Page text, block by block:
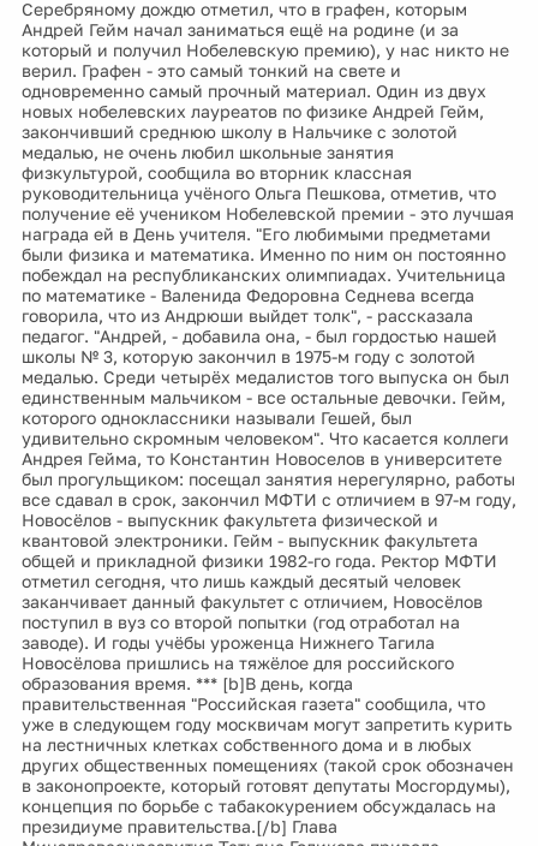
Серебряному дождю отметил, что в графен, которым
Андрей Гейм начал заниматься ещё на родине (и за
который и получил Нобелевскую премию), у нас никто не
верил. Графен - это самый тонкий на свете и
одновременно самый прочный материал. Один из двух
новых нобелевских лауреатов по физике Андрей Гейм,
закончивший среднюю школу в Нальчике с золотой
медалью, не очень любил школьные занятия
физкультурой, сообщила во вторник классная
руководительница учёного Ольга Пешкова, отметив, что
получение её учеником Нобелевской премии - это лучшая
награда ей в День учителя. "Его любимыми предметами
были физика и математика. Именно по ним он постоянно
побеждал на республиканских олимпиадах. Учительница
по математике - Валенида Федоровна Седнева всегда
говорила, что из Андрюши выйдет толк", - рассказала
педагог. "Андрей, - добавила она, - был гордостью нашей
школы № 3, которую закончил в 1975-м году с золотой
медалью. Среди четырёх медалистов того выпуска он был
единственным мальчиком - все остальные девочки. Гейм,
которого одноклассники называли Гешей, был
удивительно скромным человеком". Что касается коллеги
Андрея Гейма, то Константин Новоселов в университете
был прогульщиком: посещал занятия нерегулярно, работы
все сдавал в срок, закончил МФТИ с отличием в 97-м году,
Новосёлов - выпускник факультета физической и
квантовой электроники. Гейм - выпускник факультета
общей и прикладной физики 1982-го года. Ректор МФТИ
отметил сегодня, что лишь каждый десятый человек
заканчивает данный факультет с отличием, Новосёлов
поступил в вуз со второй попытки (год отработал на
заводе). И годы учёбы уроженца Нижнего Тагила
Новосёлова пришлись на тяжёлое для российского
образования время. *** [b]В день, когда
правительственная "Российская газета" сообщила, что
уже в следующем году москвичам могут запретить курить
на лестничных клетках собственного дома и в любых
других общественных помещениях (такой срок обозначен
в законопроекте, который готовят депутаты Мосгордумы),
концепция по борьбе с табакокурением обсуждалась на
президиуме правительства.[/b] Глава